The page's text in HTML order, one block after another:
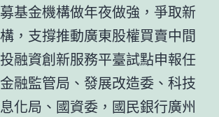
基金機構做年夜做強，爭取新
，支撐推動廣東股權買賣中間
融資創新服務平臺試點申報任
融監管局、發展改造委、科技
化局、國資委，國民銀行廣州